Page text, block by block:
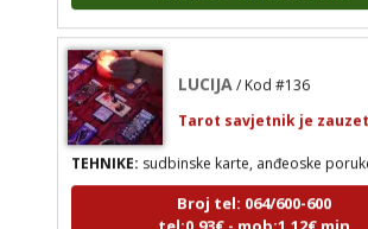
LUCIJA / Kod #136
Tarot savjetnik je zauzet
TEHNIKE:sudbinske karte, anđeoske poruke
Broj tel: 064/600-600
tel:0,93€ - mob:1,12€ min